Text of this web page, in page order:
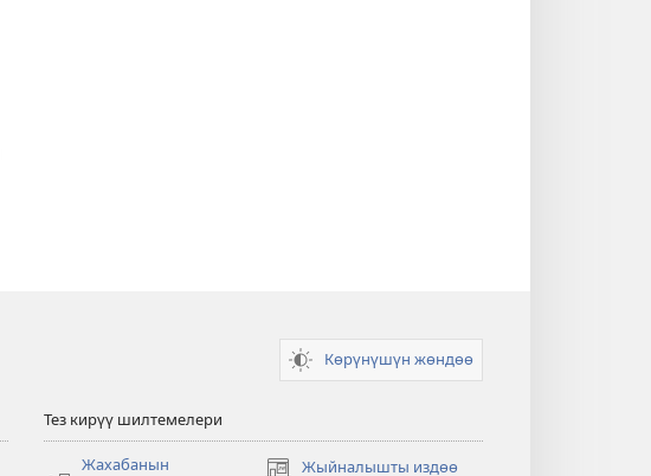
Көрүнүшүн жөндөө
Тез кирүү шилтемелери
Жахабанын
Жыйналышты издөө